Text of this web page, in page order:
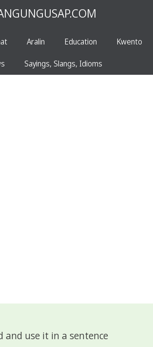
Aralin Education Kwento
Sayings, Slangs, Idioms
and use it in a sentence